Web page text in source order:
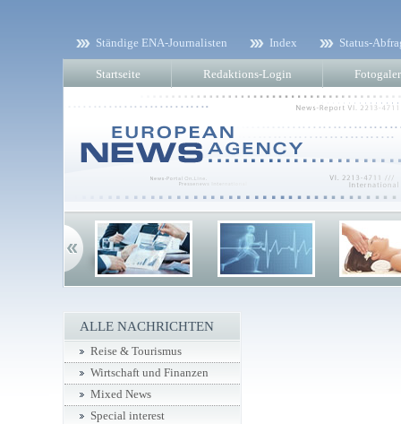
Ständige ENA-Journalisten Index Status-
Startseite Redaktions-Login
ALLE NACHRICHTEN
Reise & Tourismus
Wirtschaft und Finanzen
Mixed News
Special interest